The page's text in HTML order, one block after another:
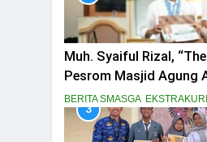
Muh. Syaiful Rizal,
Pesrom Masjid Agung
45
BERITA SMASGA
3